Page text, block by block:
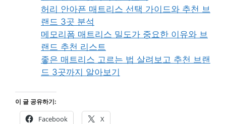
허리 안아픈 매트리스 선택 가이드와 추천 브
랜드 3곳 분석
메모리폼 매트리스 밀도가 중요한 이유와 브
랜드 추천 리스트
좋은 매트리스 고르는 법 살려보고 추천 브랜
드 3곳까지 알아보기
이 글 공유하기:
Facebook X